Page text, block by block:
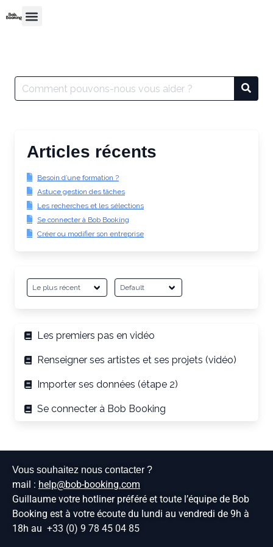
Articles récents
Besoin d’une formation ?
Astuce gestion des tâches
Les recherches et les sélections
Se connecter à Bob Booking
Créer ou modifier son entreprise
Les premiers pas en vidéo
Renseigner ses artistes et ses projets (vidéo)
Importer ses données (étape 2)
Se connecter à Bob Booking
Vous souhaitez nous contacter ?
mail : help@bob-booking.com
Guillaume votre hotliner préféré et toute l’équipe de Bob
Booking est à votre écoute du lundi au vendredi de 9h à
18h au +33 (0) 9 78 45 04 85